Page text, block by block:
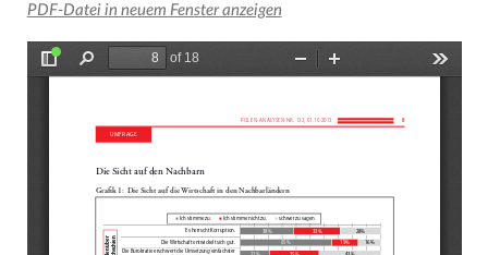
PDF-Datei in neuem Fenster anzeigen